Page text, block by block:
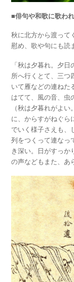
■俳句や和歌に歌わ
秋に北方から渡って
慰め、歌や句にも読
「秋は夕暮れ。夕
所へ行くとて、三つ
いて雁などの連ねた
はてて、風の音、虫
（秋は夕暮れがよ
に、からすがねぐ
でいく様子さえも、
列をつくって連なっ
き深い。日がすっか
の声などもまた、あ